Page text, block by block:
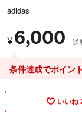
adidas
¥ 6,000 送
条件達成でポイン
いいね